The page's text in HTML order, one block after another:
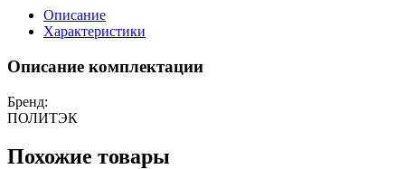
Описание
Характеристики
Описание комплектации
Бренд:
ПОЛИТЭК
Похожие товары